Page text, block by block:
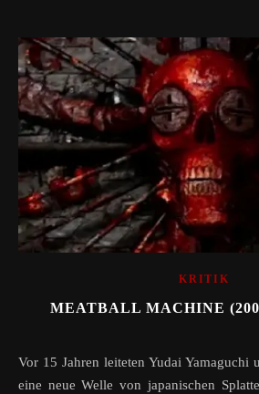
KRITIK
MEATBALL MACHINE
Vor 15 Jahren leiteten Yudai Yamaguchi und Jun‘ichi Yamamoto
eine neue Welle von japanischen